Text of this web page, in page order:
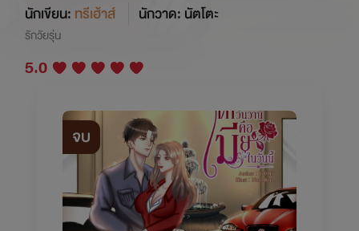
นักเขียน: ทรีเฮ้าส์ นักวาด: นัตโตะ
รักวัยรุ่น
5.0
จบ